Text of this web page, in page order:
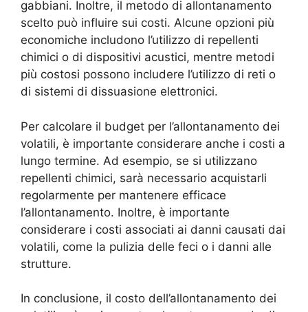
gabbiani. Inoltre, il metodo di allontanamento
scelto può influire sui costi. Alcune opzioni più
economiche includono l’utilizzo di repellenti
chimici o di dispositivi acustici, mentre metodi
più costosi possono includere l’utilizzo di reti o
di sistemi di dissuasione elettronici.
Per calcolare il budget per l’allontanamento dei
volatili, è importante considerare anche i costi a
lungo termine. Ad esempio, se si utilizzano
repellenti chimici, sarà necessario acquistarli
regolarmente per mantenere efficace
l’allontanamento. Inoltre, è importante
considerare i costi associati ai danni causati dai
volatili, come la pulizia delle feci o i danni alle
strutture.
In conclusione, il costo dell’allontanamento dei